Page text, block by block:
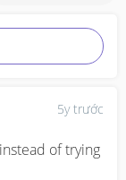
5y trước
of trying